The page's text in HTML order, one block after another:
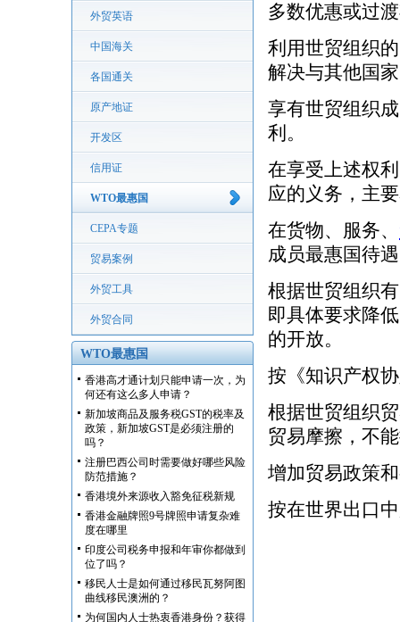
外贸英语
中国海关
各国通关
原产地证
开发区
信用证
WTO最惠国
CEPA专题
贸易案例
外贸工具
外贸合同
WTO最惠国
香港高才通计划只能申请一次，为
何还有这么多人申请？
新加坡商品及服务税GST的税率及
政策，新加坡GST是必须注册的
吗？
注册巴西公司时需要做好哪些风险
防范措施？
香港境外来源收入豁免征税新规
香港金融牌照9号牌照申请复杂难
度在哪里
印度公司税务申报和年审你都做到
位了吗？
移民人士是如何通过移民瓦努阿图
曲线移民澳洲的？
为何国内人士热衷香港身份？获得
多数优惠或过
利用世贸组织
解决与其他国
享有世贸组织
利。
在享受上述权
应的义务，主
在货物、服务、
成员最惠国待
根据世贸组织
即具体要求降
的开放。
按《知识产权
根据世贸组织
贸易摩擦，不
增加贸易政策
按在世界出口